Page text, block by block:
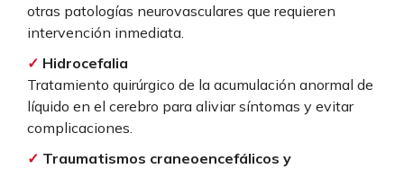
otras patologías neurovasculares que requieren
intervención inmediata.
✓ Hidrocefalia
Tratamiento quirúrgico de la acumulación anormal de
líquido en el cerebro para aliviar síntomas y evitar
complicaciones.
✓ Traumatismos craneoencefálicos y